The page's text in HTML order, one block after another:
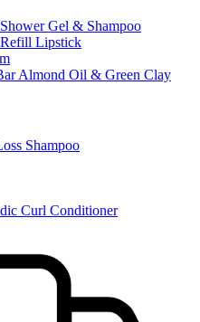
Gel & Shampoo
Lipstick
Almond Oil & Green Clay
Shampoo
Curl Conditioner